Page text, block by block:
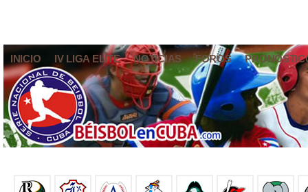
INICIO IV LIGA ELITE NOTICIAS FOROS